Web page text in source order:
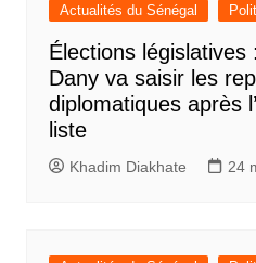
Actualités du Sénégal
Élections
Dany va saisir les
diplomatiques après
liste
Khadim Diakhate 24